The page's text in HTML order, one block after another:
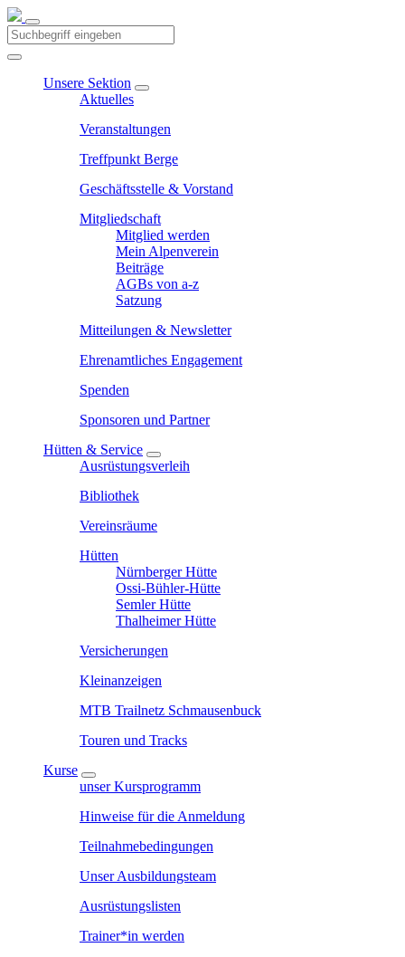
Unsere Sektion
Aktuelles
Veranstaltungen
Treffpunkt Berge
Geschäftsstelle & Vorstand
Mitgliedschaft
Mitglied werden
Mein Alpenverein
Beiträge
AGBs von a-z
Satzung
Mitteilungen & Newsletter
Ehrenamtliches Engagement
Spenden
Sponsoren und Partner
Hütten & Service
Ausrüstungsverleih
Bibliothek
Vereinsräume
Hütten
Nürnberger Hütte
Ossi-Bühler-Hütte
Semler Hütte
Thalheimer Hütte
Versicherungen
Kleinanzeigen
MTB Trailnetz Schmausenbuck
Touren und Tracks
Kurse
unser Kursprogramm
Hinweise für die Anmeldung
Teilnahmebedingungen
Unser Ausbildungsteam
Ausrüstungslisten
Trainer*in werden